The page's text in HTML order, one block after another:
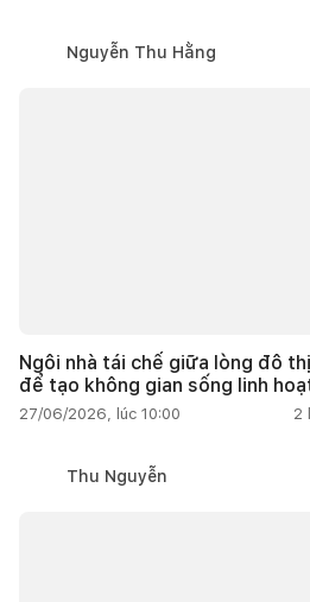
Nguyễn Thu Hằng
Ngôi nhà tái chế giữa lòng đô
để tạo không gian sống linh
27/06/2026, lúc 10:00 2
Thu Nguyễn